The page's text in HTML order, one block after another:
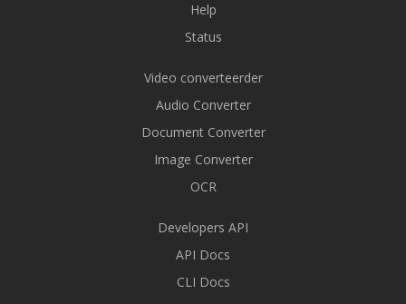
Help
Status
Video converteerder
Audio Converter
Document Converter
Image Converter
OCR
Developers API
API Docs
CLI Docs